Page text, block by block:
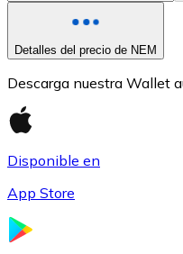
Detalles del precio de NEM
Descarga nuestra Wallet
Disponible en
App Store